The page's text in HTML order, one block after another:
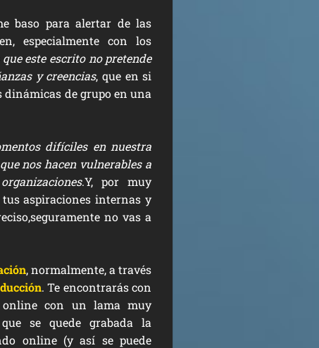
baso para alertar de las
especialmente con los
este escrito no pretende
y creencias, que en si
dinámicas de grupo en una
difíciles en nuestra
nos hacen vulnerables a
.Y, por muy
aspiraciones internas y
no vas a
, normalmente, a través
. Te encontrarás con
online con un lama muy
se quede grabada la
online (y así se puede